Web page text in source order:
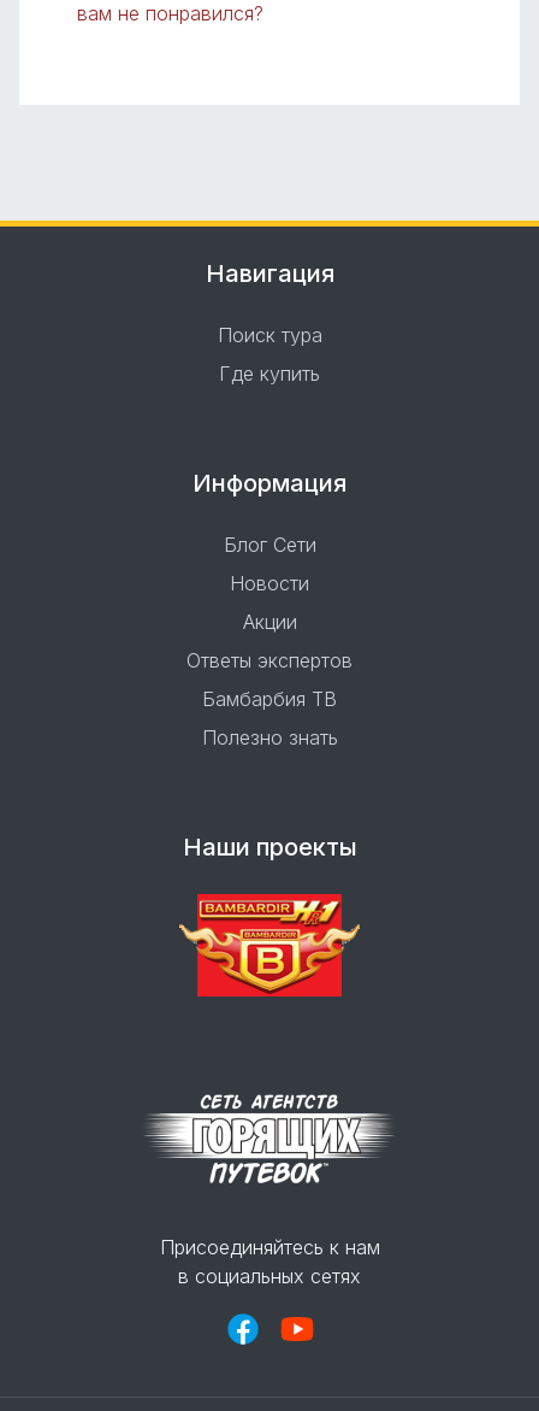
вам не понравился?
Навигация
Поиск тура
Где купить
Информация
Блог Сети
Новости
Акции
Ответы экспертов
Бамбарбия ТВ
Полезно знать
Наши проекты
Присоединяйтесь к нам
в социальных сетях